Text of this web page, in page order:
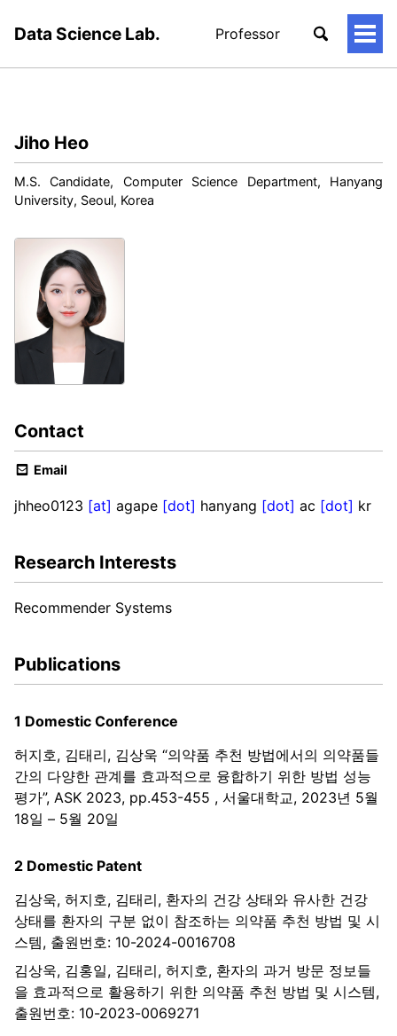
Data Science Lab. Professor
토
Jiho Heo
M.S. Candidate, Computer Science Department, Hanyang
University, Seoul, Korea
Contact
Email
jhheo0123 [at] agape [dot] hanyang [dot] ac [dot] kr
Research Interests
Recommender Systems
Publications
1 Domestic Conference
허지호, 김태리, 김상욱 “의약품 추천 방법에서의 의약품들
간의 다양한 관계를 효과적으로 융합하기 위한 방법 성능
평가”, ASK 2023, pp.453-455 , 서울대학교, 2023년 5월
18일 – 5월 20일
2 Domestic Patent
김상욱, 허지호, 김태리, 환자의 건강 상태와 유사한 건강
상태를 환자의 구분 없이 참조하는 의약품 추천 방법 및 시
스템, 출원번호: 10-2024-0016708
김상욱, 김홍일, 김태리, 허지호, 환자의 과거 방문 정보들
을 효과적으로 활용하기 위한 의약품 추천 방법 및 시스템,
출원번호: 10-2023-0069271